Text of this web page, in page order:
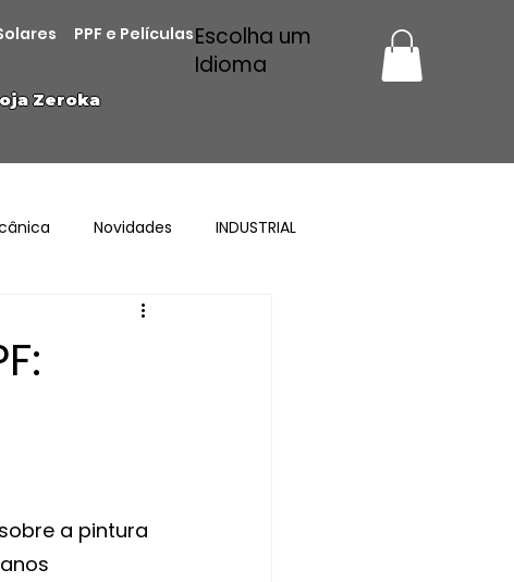
PPF e PelículasEscolha um
Idioma
Zeroka
Novidades INDUSTRIAL
a pintura